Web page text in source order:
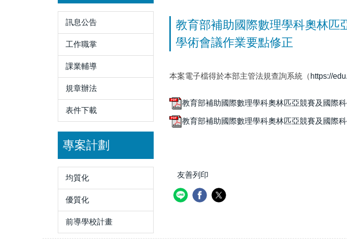
訊息公告
工作職掌
課業輔導
規章辦法
表件下載
專案計劃
均質化
優質化
前導學校計畫
教育部補助國際數理學科奧林匹
學術會議作業要點修正
本案電子檔得於本部主管法規查詢系統（ https://
教育部補助國際數理學科奧林匹亞競賽及國際
教育部補助國際數理學科奧林匹亞競賽及國際
友善列印